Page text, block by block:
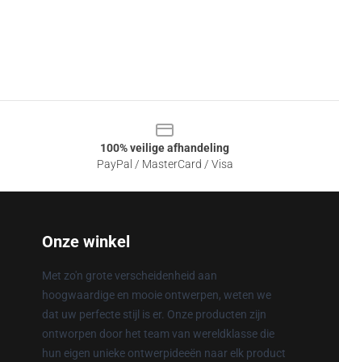
100% veilige afhandeling
PayPal / MasterCard / Visa
Onze winkel
Met zo'n grote verscheidenheid aan
hoogwaardige en mooie ontwerpen, weten we
dat uw perfecte stijl is er. Onze producten zijn
ontworpen door het team van wereldklasse die
hun eigen unieke ontwerpideeën naar elk product